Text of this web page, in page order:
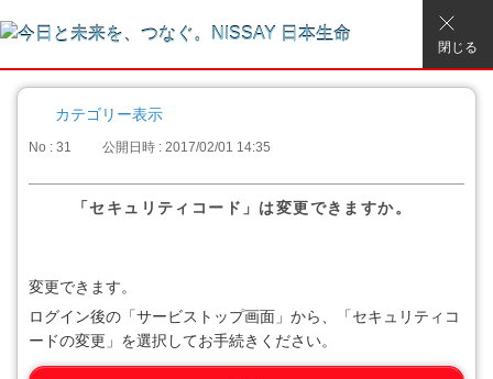
閉じる
カテゴリー表示
No : 31 公開日時 : 2017/02/01 14:35
「セキュリティコード」は変更できますか。
変更できます。
ログイン後の「サービストップ画面」から、「セキュリティコ
ードの変更」を選択してお手続きください。